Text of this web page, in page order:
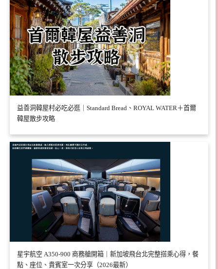
益善洞韓屋村必吃必逛｜Standard Bread、ROYAL WATER＋首爾
韓屋散步攻略
星宇航空 A350-900 商務艙開箱｜新加坡飛台北完整搭乘心得，餐
點、座位、貴賓室一次分享（2026最新）